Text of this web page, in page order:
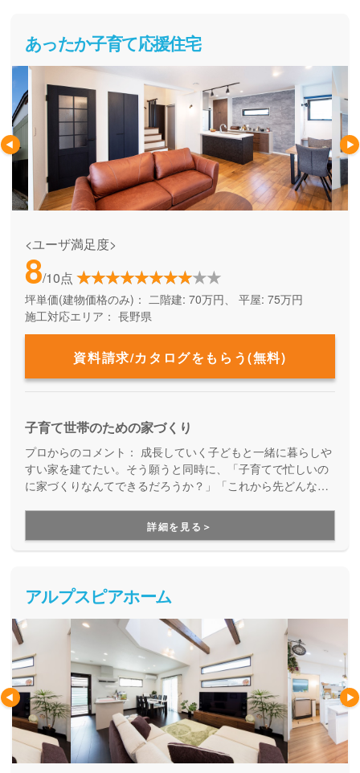
あったか子育て応援住宅
<ユーザ満足度>
8/10点
坪単価(建物価格のみ)： 二階建: 70万円、 平屋: 75万円
施工対応エリア： 長野県
資料請求/カタログをもらう(無料)
子育て世帯のための家づくり
プロからのコメント： 成長していく子どもと一緒に暮らしや
すい家を建てたい。そう願うと同時に、「子育てで忙しいの
に家づくりなんてできるだろうか？」「これから先どんな成
うか？」「子どもが大きくなるまでローンを払い続けられる
だろうか？」といった心配はありませんか？あったか子育て
応援住宅は、そんな子育て世代の家づくりに特化し、実績や
の家づくりを安心してお任せいただけます。
詳細を見る＞
アルプスピアホーム